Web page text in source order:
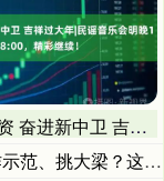
吉祥过大年|民谣音乐会明晚18:00，
大梁？这个研讨会